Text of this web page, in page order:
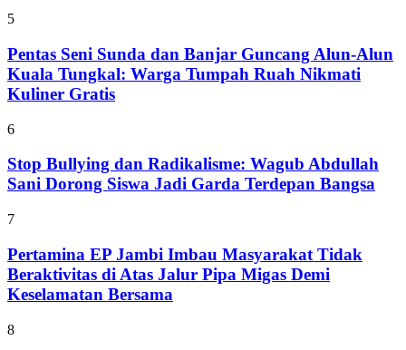
5
Pentas Seni Sunda dan Banjar Guncang Alun-Alun
Kuala Tungkal: Warga Tumpah Ruah Nikmati
Kuliner Gratis
6
Stop Bullying dan Radikalisme: Wagub Abdullah
Sani Dorong Siswa Jadi Garda Terdepan Bangsa
7
Pertamina EP Jambi Imbau Masyarakat Tidak
Beraktivitas di Atas Jalur Pipa Migas Demi
Keselamatan Bersama
8